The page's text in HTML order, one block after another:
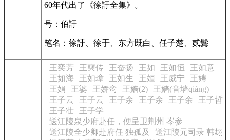
60年代出了《徐訏全集》。
号：伯訏
笔名：徐訏、徐于、东方既白、任子楚、贰鬓
王奕芳 王奭传 王奋扬 王如 王如恒
王如意
王如海
王如璋 王如生 王姮 王威宁
王娉
王娟
王婆 王娇鸾 王嫱(2)
王嫱(音墙qiáng)
王子云
王子云 王子余 王子余 王子余
王子哲
王子壮
王子学
送江陵泉少府赴任，便呈卫荆州 岑参
送江陵全少卿赴府任 独孤及
送江陵元司录 韩翃